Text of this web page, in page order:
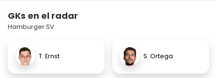
GKs en el radar
Hamburger SV
T. Ernst S. Ortega